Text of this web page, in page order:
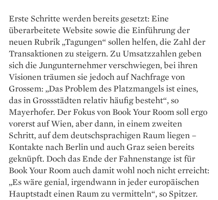
Erste Schritte werden bereits gesetzt: Eine
überarbeitete Website sowie die Einführung der
neuen Rubrik „Tagungen“ sollen helfen, die Zahl der
Transaktionen zu steigern. Zu Umsatzzahlen geben
sich die Jungunternehmer verschwiegen, bei ihren
Visionen träumen sie jedoch auf Nachfrage von
Grossem: „Das Problem des Platz­mangels ist eines,
das in Grossstädten relativ häufig besteht“, so
Mayerhofer. Der Fokus von Book Your Room soll ergo
vorerst auf Wien, aber dann, in einem zweiten
Schritt, auf dem deutschsprachigen Raum liegen –
Kontakte nach Berlin und auch Graz seien bereits
geknüpft. Doch das Ende der Fahnenstange ist für
Book Your Room auch damit wohl noch nicht erreicht:
„Es wäre genial, irgendwann in jeder europäischen
Hauptstadt einen Raum zu vermitteln“, so Spitzer.